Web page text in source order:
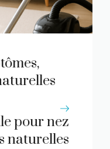
pour nez
naturelles